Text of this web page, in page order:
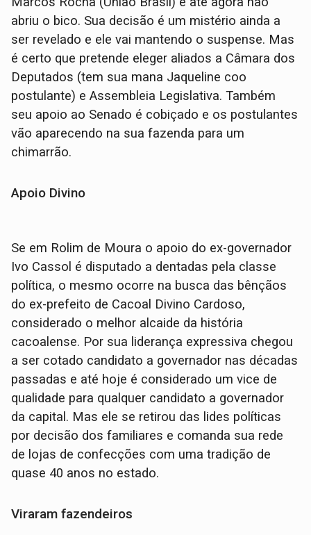
abriu o bico. Sua decisão é um mistério ainda a
ser revelado e ele vai mantendo o suspense. Mas
é certo que pretende eleger aliados a Câmara dos
Deputados (tem sua mana Jaqueline coo
postulante) e Assembleia Legislativa. Também
seu apoio ao Senado é cobiçado e os postulantes
vão aparecendo na sua fazenda para um
chimarrão.
Apoio Divino
Se em Rolim de Moura o apoio do ex-governador
Ivo Cassol é disputado a dentadas pela classe
política, o mesmo ocorre na busca das bênçãos
do ex-prefeito de Cacoal Divino Cardoso,
considerado o melhor alcaide da história
cacoalense. Por sua liderança expressiva chegou
a ser cotado candidato a governador nas décadas
passadas e até hoje é considerado um vice de
qualidade para qualquer candidato a governador
da capital. Mas ele se retirou das lides políticas
por decisão dos familiares e comanda sua rede
de lojas de confecções com uma tradição de
quase 40 anos no estado.
Viraram fazendeiros